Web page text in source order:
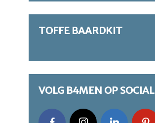
TOFFE BAARDKIT
VOLG B4MEN OP SOCIAL